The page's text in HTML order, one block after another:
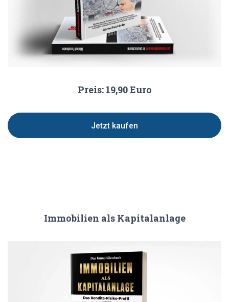
Preis: 19,90 Euro
Jetzt kaufen
Immobilien als Kapitalanlage